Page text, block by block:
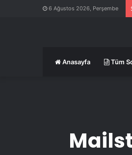
6 Ağustos 2026, Perşembe
Anasayfa Tüm